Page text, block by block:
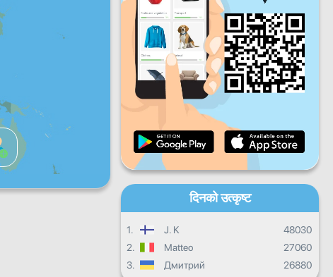
शनिबार आइतबार
दैनिक प्रगति
मासिक प्रगति
समग्र प्रगति
दिनको उत्कृष्ट
1. J. K
48030
2.
Matteo
27060
3.
Дмитрий 26880